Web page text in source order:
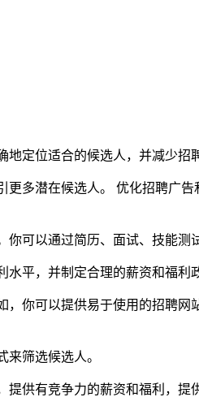
定位适合的候选人，并减少招
多潜在候选人。 优化招聘广
可以通过简历、面试、技能测
平，并制定合理的薪资和福利
你可以提供易于使用的招聘网
筛选候选人。
供有竞争力的薪资和福利，提